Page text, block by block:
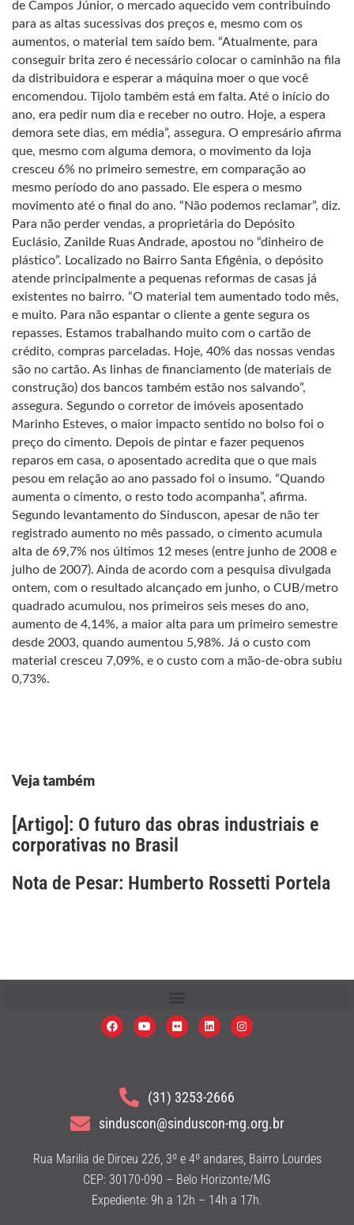
de Campos Júnior, o mercado aquecido vem contribuindo
para as altas sucessivas dos preços e, mesmo com os
aumentos, o material tem saído bem. “Atualmente, para
conseguir brita zero é necessário colocar o caminhão na fila
da distribuidora e esperar a máquina moer o que você
encomendou. Tijolo também está em falta. Até o início do
ano, era pedir num dia e receber no outro. Hoje, a espera
demora sete dias, em média”, assegura. O empresário afirma
que, mesmo com alguma demora, o movimento da loja
cresceu 6% no primeiro semestre, em comparação ao
mesmo período do ano passado. Ele espera o mesmo
movimento até o final do ano. “Não podemos reclamar”, diz.
Para não perder vendas, a proprietária do Depósito
Euclásio, Zanilde Ruas Andrade, apostou no “dinheiro de
plástico”. Localizado no Bairro Santa Efigênia, o depósito
atende principalmente a pequenas reformas de casas já
existentes no bairro. “O material tem aumentado todo mês,
e muito. Para não espantar o cliente a gente segura os
repasses. Estamos trabalhando muito com o cartão de
crédito, compras parceladas. Hoje, 40% das nossas vendas
são no cartão. As linhas de financiamento (de materiais de
construção) dos bancos também estão nos salvando”,
assegura. Segundo o corretor de imóveis aposentado
Marinho Esteves, o maior impacto sentido no bolso foi o
preço do cimento. Depois de pintar e fazer pequenos
reparos em casa, o aposentado acredita que o que mais
pesou em relação ao ano passado foi o insumo. “Quando
aumenta o cimento, o resto todo acompanha”, afirma.
Segundo levantamento do Sinduscon, apesar de não ter
registrado aumento no mês passado, o cimento acumula
alta de 69,7% nos últimos 12 meses (entre junho de 2008 e
julho de 2007). Ainda de acordo com a pesquisa divulgada
ontem, com o resultado alcançado em junho, o CUB/metro
quadrado acumulou, nos primeiros seis meses do ano,
aumento de 4,14%, a maior alta para um primeiro semestre
desde 2003, quando aumentou 5,98%. Já o custo com
material cresceu 7,09%, e o custo com a mão-de-obra subiu
0,73%.
Veja também
[Artigo]: O futuro das obras industriais e
corporativas no Brasil
Nota de Pesar: Humberto Rossetti Portela
(31) 3253-2666
sinduscon@sinduscon-mg.org.br
Rua Marilia de Dirceu 226, 3º e 4º andares, Bairro Lourdes
CEP: 30170-090 – Belo Horizonte/MG
Expediente: 9h a 12h – 14h a 17h.